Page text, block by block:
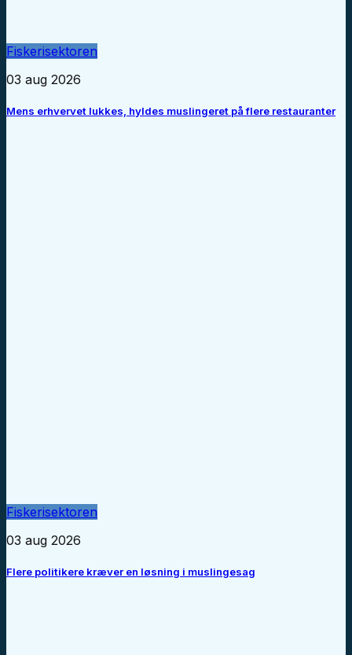
Fiskerisektoren
03 aug 2026
Mens erhvervet lukkes, hyldes muslingeret på flere restauranter
Fiskerisektoren
03 aug 2026
Flere politikere kræver en løsning i muslingesag